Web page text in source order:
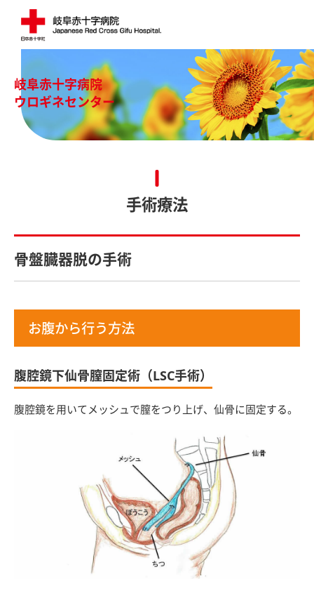
岐阜赤十字病院
ウロギネセンター
手術療法
骨盤臓器脱の手術
お腹から行う方法
腹腔鏡下仙骨膣固定術（LSC手術）
腹腔鏡を用いてメッシュで膣をつり上げ、仙骨に固定する。